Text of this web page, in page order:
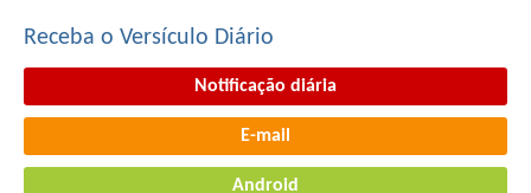
Receba o Versículo Diário
Notificação diária
E-mail
Android